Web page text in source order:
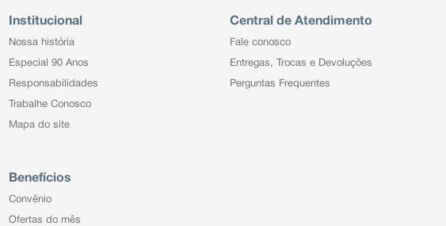
Institucional
Nossa história
Especial 90 Anos
Responsabilidades
Trabalhe Conosco
Mapa do site
Benefícios
Convênio
Ofertas do mês
Central de Atendimento
Fale conosco
Entregas, Trocas e Devoluções
Perguntas Frequentes